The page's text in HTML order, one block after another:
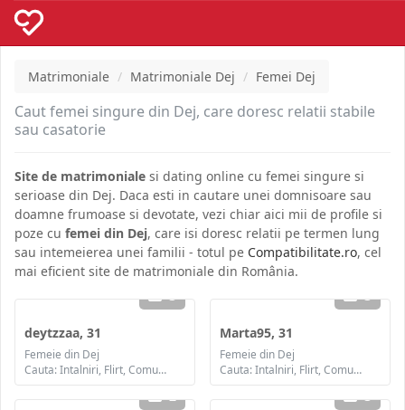
Matrimoniale Matrimoniale Dej Femei Dej
Caut femei singure din Dej, care doresc relatii stabile
sau casatorie
Site de matrimoniale si dating online cu femei singure si
serioase din Dej. Daca esti in cautare unei domnisoare sau
doamne frumoase si devotate, vezi chiar aici mii de profile si
poze cu femei din Dej, care isi doresc relatii pe termen lung
sau intemeierea unei familii - totul pe Compatibilitate.ro, cel
mai eficient site de matrimoniale din România.
3
deytzzaa, 31
Femeie din Dej
Cauta: Intalniri, Flirt, Comunicare / chat, Prietenie, Casatorie
3
Marta95, 31
Femeie din Dej
Cauta: Intalniri, Flirt, Comunicare / chat, Prietenie, Casatorie
2 3